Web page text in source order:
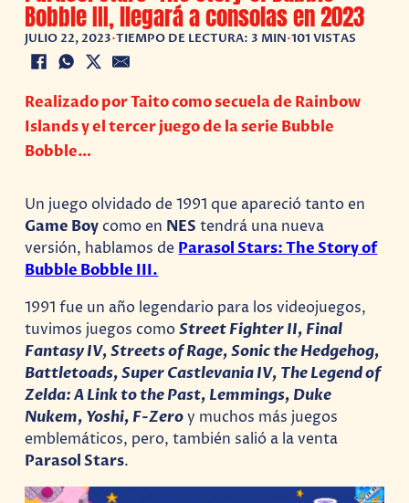
Bobble III, llegará a consolas en 2023
JULIO 22, 2023•TIEMPO DE LECTURA: 3 MIN•101 VISTAS
Realizado por Taito como secuela de Rainbow
Islands y el tercer juego de la serie Bubble
Bobble…
Un juego olvidado de 1991 que apareció tanto en
Game Boycomo en NES tendrá una nueva
versión, hablamos deParasol Stars: The Story of
Bubble Bobble III.
1991 fue un año legendario para los videojuegos,
tuvimos juegos comoStreet Fighter II, Final
Fantasy IV, Streets of Rage, Sonic the Hedgehog,
Battletoads, Super Castlevania IV, The Legend of
Zelda: A Link to the Past, Lemmings, Duke
Nukem, Yoshi, F-Zeroy muchos más juegos
emblemáticos, pero, también salió a la venta
Parasol Stars.